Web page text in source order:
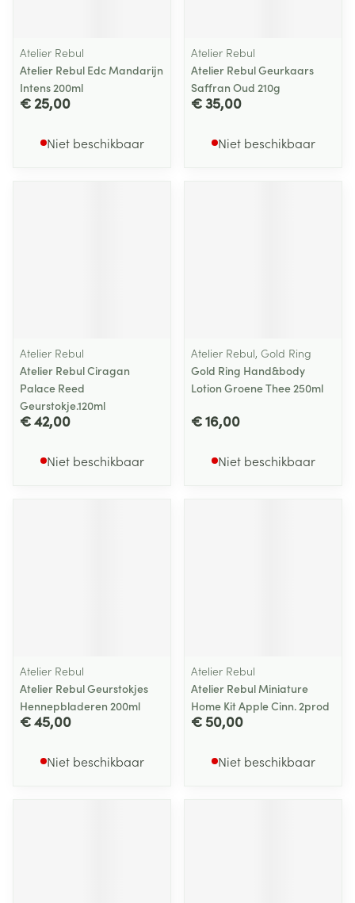
Atelier Rebul
Atelier Rebul Edc Mandarijn
Intens 200ml
€ 25,00
Niet beschikbaar
Atelier Rebul
Atelier Rebul Geurkaars
Saffran Oud 210g
€ 35,00
Niet beschikbaar
Atelier Rebul
Atelier Rebul Ciragan
Palace Reed
Geurstokje.120ml
€ 42,00
Niet beschikbaar
Atelier Rebul, Gold Ring
Gold Ring Hand&body
Lotion Groene Thee 250ml
€ 16,00
Niet beschikbaar
Atelier Rebul
Atelier Rebul Geurstokjes
Hennepbladeren 200ml
€ 45,00
Niet beschikbaar
Atelier Rebul
Atelier Rebul Miniature
Home Kit Apple Cinn. 2prod
€ 50,00
Niet beschikbaar